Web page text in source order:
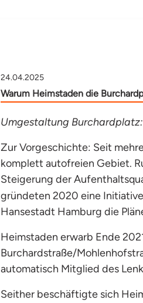
24.04.2025
Warum Heimstaden die
Umgestaltung
Zur Vorgeschichte: Seit
komplett autofreien Gebiet.
Steigerung der
gründeten 2020 eine
Hansestadt Hamburg die
Heimstaden erwarb Ende
Burchardstraße/
automatisch Mitglied des
Seither beschäftigte sich